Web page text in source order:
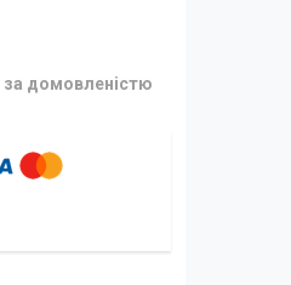
за домовленістю